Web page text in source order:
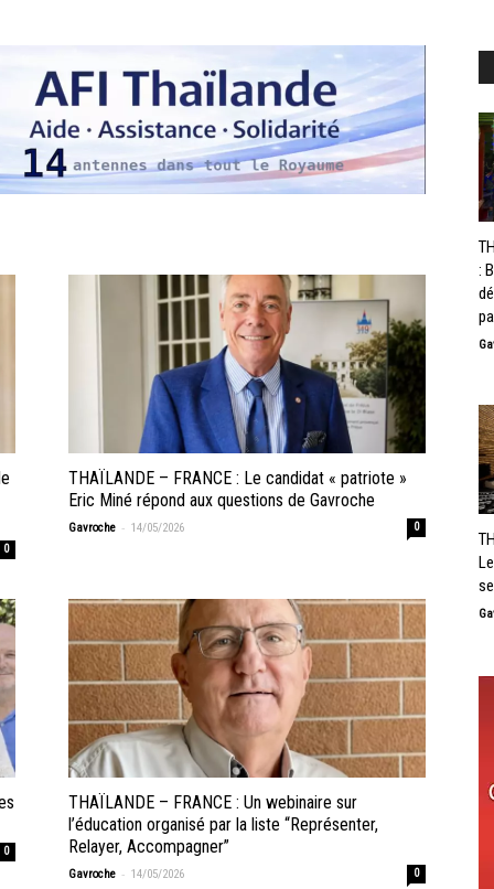
0
THAÏLANDE – FRANCE : Le candidat « patriote »
Eric Miné répond aux questions de Gavroche
Gavroche - 14/05/2026 0
0
THAÏLANDE – FRANCE : Un webinaire sur
l’éducation organisé par la liste “Représenter,
Relayer, Accompagner”
Gavroche - 14/05/2026 0
: